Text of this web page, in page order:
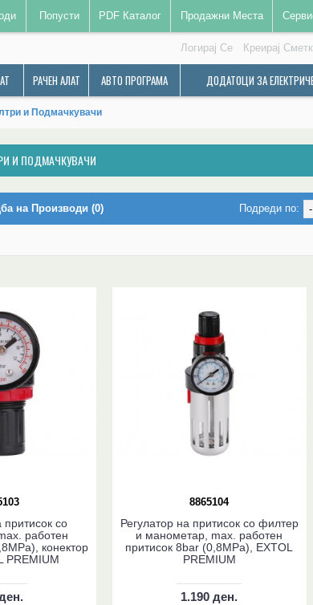
Попусти PDF Каталог Продажни Места
Логирај Се Креирај
РАЧЕН АЛАТ АВТО ПРОГРАМА ДОДАТОЦИ ЗА
и Подмачкувачи
И ПОДМАЧКУВАЧИ
на Производи (0) Подреди по:
притисок со
работен
конектор
PREMIUM
8865104
Регулатор на притисок со филтер
и манометар, max. работен
притисок 8bar (0,8MPa), EXTOL
PREMIUM
1.190 ден.